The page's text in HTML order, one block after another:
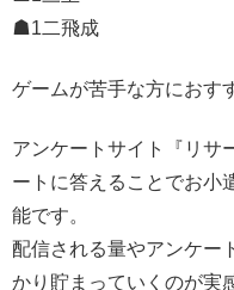
☗1二飛成
ゲームが苦手な方におす
アンケートサイト『リサ
ートに答えることでお小
能です。
配信される量やアンケー
かり貯まっていくのが実